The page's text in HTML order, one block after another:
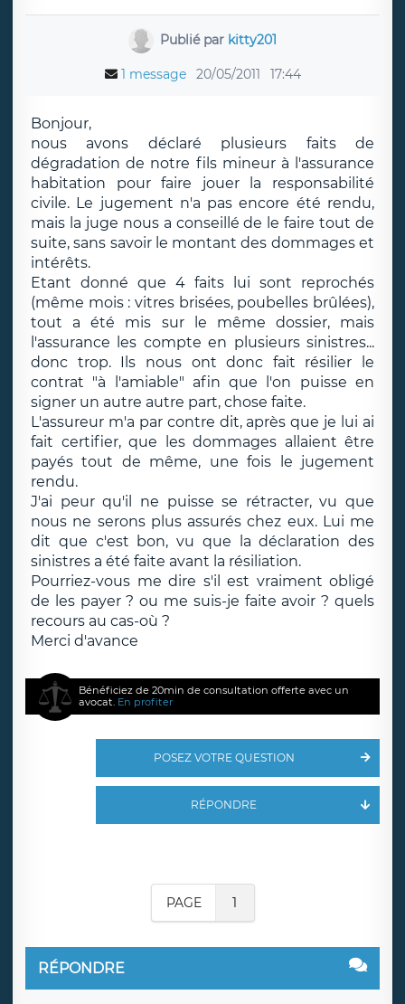
Publié par kitty201
1 message 20/05/2011 17:44
Bonjour,
nous avons déclaré plusieurs faits de
dégradation de notre fils mineur à l'assurance
habitation pour faire jouer la responsabilité
civile. Le jugement n'a pas encore été rendu,
mais la juge nous a conseillé de le faire tout de
suite, sans savoir le montant des dommages et
intérêts.
Etant donné que 4 faits lui sont reprochés
(même mois : vitres brisées, poubelles brûlées),
tout a été mis sur le même dossier, mais
l'assurance les compte en plusieurs sinistres...
donc trop. Ils nous ont donc fait résilier le
contrat "à l'amiable" afin que l'on puisse en
signer un autre autre part, chose faite.
L'assureur m'a par contre dit, après que je lui ai
fait certifier, que les dommages allaient être
payés tout de même, une fois le jugement
rendu.
J'ai peur qu'il ne puisse se rétracter, vu que
nous ne serons plus assurés chez eux. Lui me
dit que c'est bon, vu que la déclaration des
sinistres a été faite avant la résiliation.
Pourriez-vous me dire s'il est vraiment obligé
de les payer ? ou me suis-je faite avoir ? quels
recours au cas-où ?
Merci d'avance
Bénéficiez de 20min de consultation offerte avec un
avocat. En profiter
POSEZ VOTRE QUESTION
RÉPONDRE
PAGE 1
RÉPONDRE